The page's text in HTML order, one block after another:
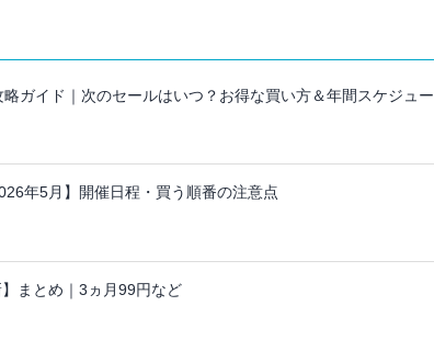
ガイド｜次のセールはいつ？お得な買い方＆年間スケジュー
年5月】開催日程・買う順番の注意点
まとめ｜3ヵ月99円など